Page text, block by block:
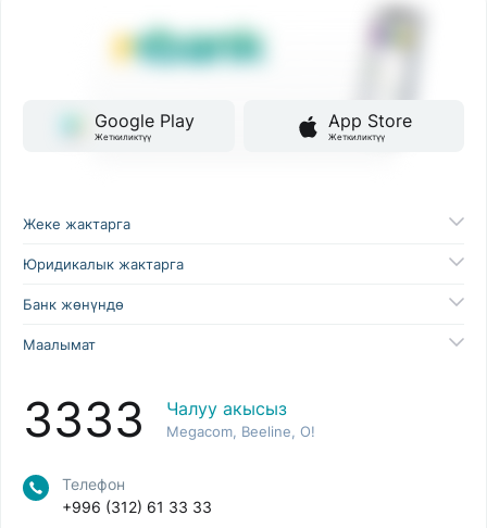
Google Play
Жеткиликтүү
App Store
Жеткиликтүү
Жеке жактарга
Юридикалык жактарга
Банк жөнүндө
Маалымат
3333 Чалуу акысыз
Megacom, Beeline, O!
Телефон
+996 (312) 61 33 33